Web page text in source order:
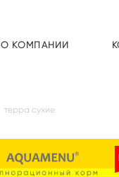
О КОМПАНИИ
терра сухие